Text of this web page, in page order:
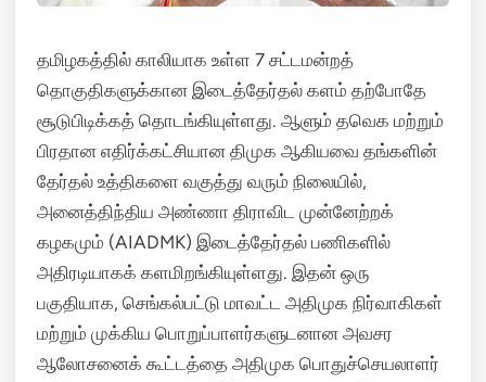
தமிழகத்தில் காலியாக உள்ள 7 சட்டமன்றத்
தொகுதிகளுக்கான இடைத்தேர்தல் களம் தற்போதே
சூடுபிடிக்கத் தொடங்கியுள்ளது. ஆளும் தவெக மற்றும்
பிரதான எதிர்க்கட்சியான திமுக ஆகியவை தங்களின்
தேர்தல் உத்திகளை வகுத்து வரும் நிலையில்,
அனைத்திந்திய அண்ணா திராவிட முன்னேற்றக்
கழகமும் (AIADMK) இடைத்தேர்தல் பணிகளில்
அதிரடியாகக் களமிறங்கியுள்ளது. இதன் ஒரு
பகுதியாக, செங்கல்பட்டு மாவட்ட அதிமுக நிர்வாகிகள்
மற்றும் முக்கிய பொறுப்பாளர்களுடனான அவசர
ஆலோசனைக் கூட்டத்தை அதிமுக பொதுச்செயலாளர்